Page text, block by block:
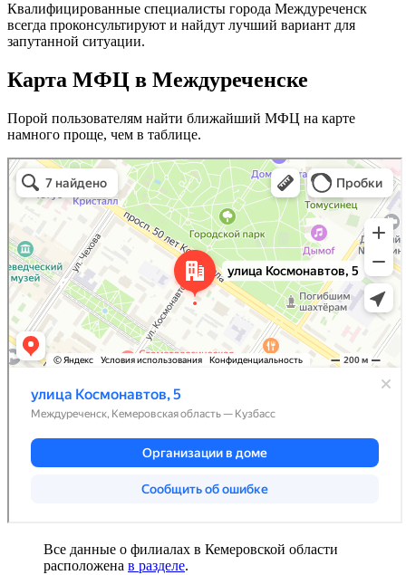
Квалифицированные специалисты города Междуреченск
всегда проконсультируют и найдут лучший вариант для
запутанной ситуации.
Карта МФЦ в Междуреченске
Порой пользователям найти ближайший МФЦ на карте
намного проще, чем в таблице.
Все данные о филиалах в Кемеровской области
расположена в разделе.